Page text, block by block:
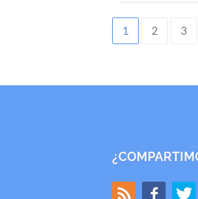
1 2 3